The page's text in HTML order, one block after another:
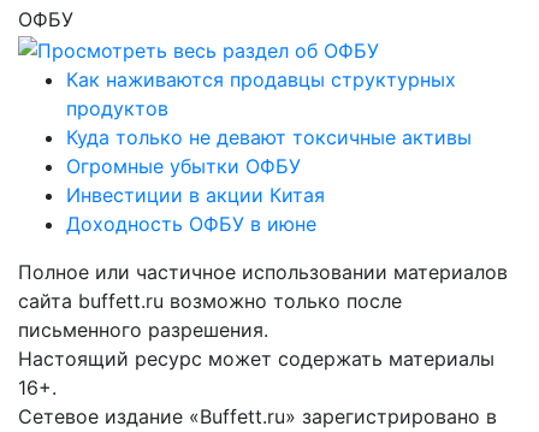
ОФБУ
Как наживаются продавцы структурных
продуктов
Куда только не девают токсичные активы
Огромные убытки ОФБУ
Инвестиции в акции Китая
Доходность ОФБУ в июне
Полное или частичное использовании материалов
сайта buffett.ru возможно только после
письменного разрешения.
Настоящий ресурс может содержать материалы
16+.
Сетевое издание «Buffett.ru» зарегистрировано в